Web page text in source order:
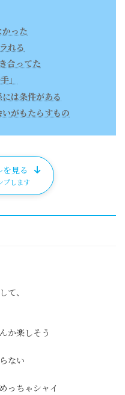
った
れる
合ってた
」
は条件がある
がもたらすもの
を見る
プします
て、
か楽しそう
ない
っちゃシャイ